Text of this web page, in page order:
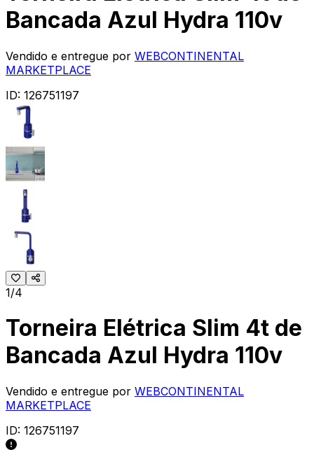
Bancada Azul Hydra 110v
Vendido e entregue por WEBCONTINENTAL
MARKETPLACE
ID: 126751197
1/4
Torneira Elétrica Slim 4t de
Bancada Azul Hydra 110v
Vendido e entregue por WEBCONTINENTAL
MARKETPLACE
ID: 126751197